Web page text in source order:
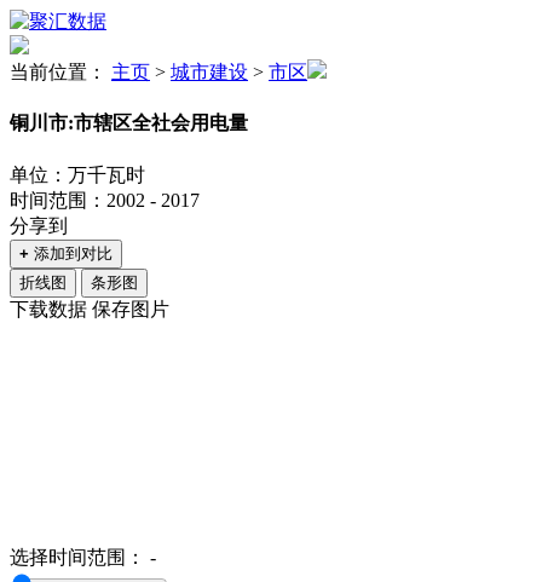
当前位置： 主页 > 城市建设 > 市区
铜川市:市辖区全社会用电量
单位：万千瓦时
时间范围：2002 - 2017
分享到
+ 添加到对比
折线图
条形图
下载数据 保存图片
选择时间范围： -